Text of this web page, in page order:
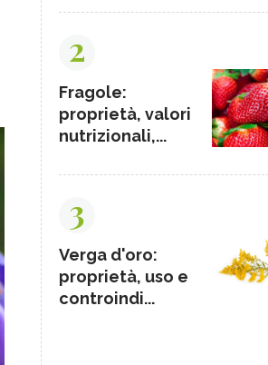
2
Fragole:
proprietà, valori
nutrizionali,...
3
Verga d'oro:
proprietà, uso e
controindi...